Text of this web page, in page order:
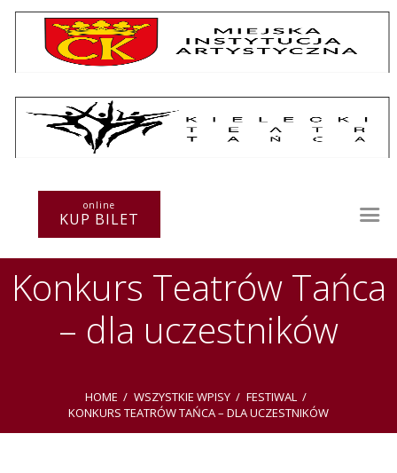
online
KUP BILET
Konkurs Teatrów Tańca
– dla uczestników
HOME WSZYSTKIE WPISY
FESTIWAL
KONKURS TEATRÓW TAŃCA – DLA UCZESTNIKÓW
Repertuar
Teatr / Zespół
Przestrzenie Sztuki
Festiwal
Kurs instruktorski
Sprawozdania